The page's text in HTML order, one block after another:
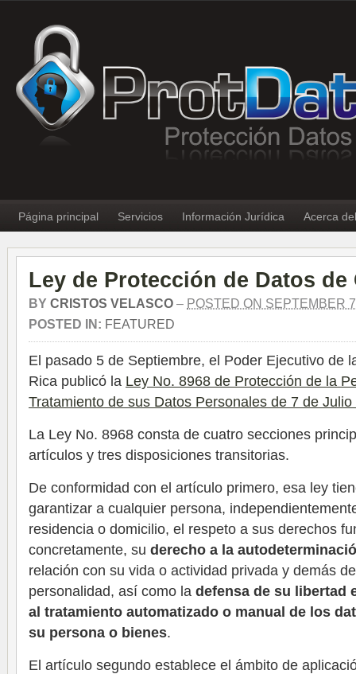
Página principal Servicios Información Jurídica Acerca
Ley de Protección de Datos de
BY CRISTOS VELASCO – POSTED ON SEPTEMBER
POSTED IN: FEATURED
El pasado 5 de Septiembre, el Poder Ejecutivo de
Rica publicó la Ley No. 8968 de Protección de la
Tratamiento de sus Datos Personales de 7 de Julio
La Ley No. 8968 consta de cuatro secciones
artículos y tres disposiciones transitorias.
De conformidad con el artículo primero, esa ley
garantizar a cualquier persona,
residencia o domicilio, el respeto a sus derechos
concretamente, su derecho a la
relación con su vida o actividad privada y demás
personalidad, así como la defensa de su libertad
al tratamiento automatizado o manual de los
su persona o bienes.
El artículo segundo establece el ámbito de